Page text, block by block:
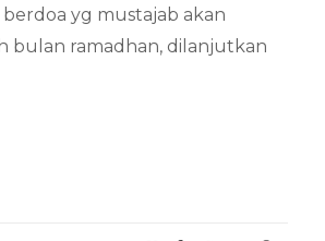
yg mustajab akan
bulan ramadhan, dilanjutkan